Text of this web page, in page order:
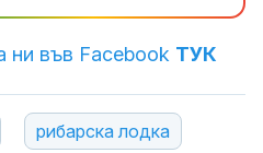
ни във Facebook ТУК
рибарска лодка